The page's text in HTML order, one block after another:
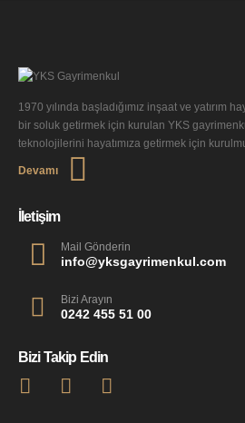
1970 yılında başladığımız inşaat ve yatırım
bir soluk getirmek için kurulan YKS
teknolojilerini hayatımıza getirmek için
Devamı
İletişim
Mail Gönderin
info@yksgayrimenkul.com
Bizi Arayın
0242 455 51 00
Bizi Takip Edin